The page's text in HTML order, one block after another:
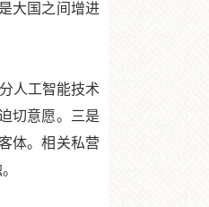
大国之间增进
人工智能技术
切意愿。三是
体。相关私营